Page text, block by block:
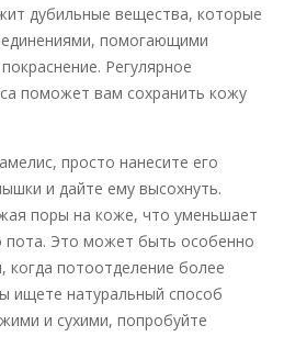
дубильные вещества, которые
помогающими
Регулярное
поможет вам сохранить кожу
просто нанесите его
и дайте ему высохнуть.
поры на коже, что уменьшает
пота. Это может быть особенно
когда потоотделение более
ищете натуральный способ
и сухими, попробуйте